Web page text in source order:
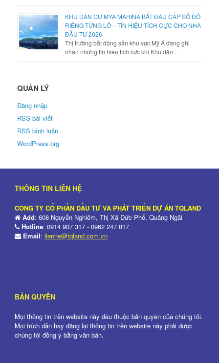
KHU DÂN CƯ MYA MARINA BẮT ĐẦU CẤP SỔ ĐỎ
RIÊNG TỪNG LÔ – TÍN HIỆU TÍCH CỰC CHO NHÀ
ĐẦU TƯ 2026
Thị trường bất động sản khu vực Mỹ Á đang ghi
nhận những tín hiệu tích cực khi Khu dân …
QUẢN LÝ
Đăng nhập
RSS bài viết
RSS bình luận
WordPress.org
THÔNG TIN LIÊN HỆ
CÔNG TY CỔ PHẦN ĐẦU TƯ VÀ PHÁT TRIỂN DỰ ÁN TQLAND
Add: 608 Nguyễn Nghiêm, Thị Xã Đức Phổ, Quảng Ngãi
Hotline: 0914 907 317 - 0962 247 817
Email: lienhe@tqland.com.vn
BẢN QUYỀN
Mọi thông tin trên website này đều thuộc bản quyền của chúng tôi.
Mọi trích dẫn hay đăng lại thông tin trên website này phải được
chúng tôi đồng ý bằng văn bản.